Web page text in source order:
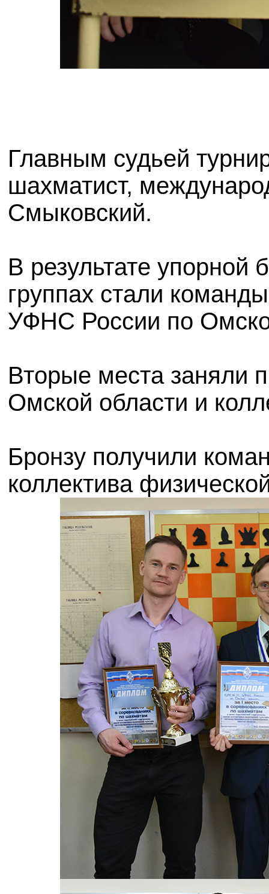
Главным судьей
шахматист,
Смыковский.
В результате упорной
группах стали
УФНС России по
Вторые места заняли
Омской области и
Бронзу получили
коллектива